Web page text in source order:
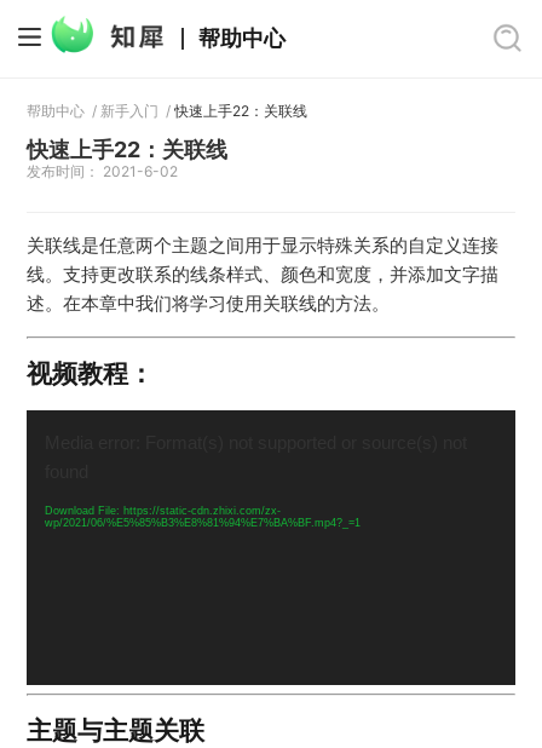
帮助中心
帮助中心 / 新手入门 /快速上手22：关联线
快速上手22：关联线
发布时间： 2021-6-02
关联线是任意两个主题之间用于显示特殊关系的自定义连接
线。支持更改联系的线条样式、颜色和宽度，并添加文字描
述。在本章中我们将学习使用关联线的方法。
视频教程：
Download File: https://static-cdn.zhixi.com/zx-
wp/2021/06/%E5%85%B3%E8%81%94%E7%BA%BF.mp4?_=1
主题与主题关联